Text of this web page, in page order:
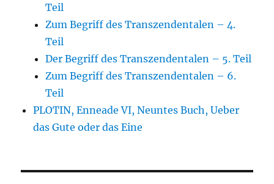
Teil
Zum Begriff des Transzendentalen – 4.
Teil
Der Begriff des Transzendentalen – 5. Teil
Zum Begriff des Transzendentalen – 6.
Teil
PLOTIN, Enneade VI, Neuntes Buch, Ueber
das Gute oder das Eine